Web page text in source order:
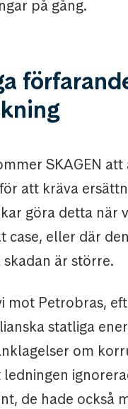
på gång.
SKAGEN att
att kräva
göra detta när
case, eller där den
är större.
mot Petrobras,
statliga
om
ledningen
de hade också